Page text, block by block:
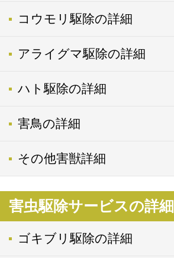
コウモリ駆除の詳細
アライグマ駆除の詳細
ハト駆除の詳細
害鳥の詳細
その他害獣詳細
害虫駆除サービスの詳細
ゴキブリ駆除の詳細